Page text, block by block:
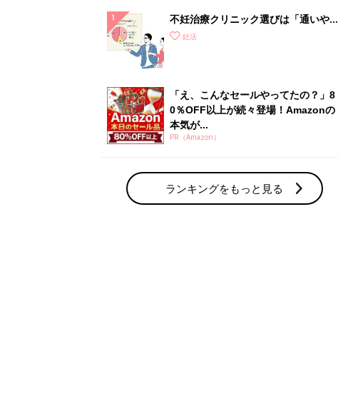
不妊治療クリニック選びは「通いやす
さ」が大切！選び方、重要3カ条っ
妊活
「え、こんなセールやってたの？」8
0％OFF以上が続々登場！Amazonの
本気が...
PR（Amazon）
ランキングをもっと見る